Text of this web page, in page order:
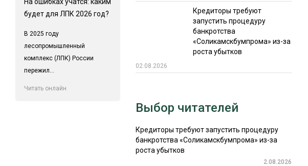
будет для ЛПК 2026 год?
В 2025 году
лесопромышленный
комплекс (ЛПК) России
пережил...
Читать онлайн
Кредиторы требуют
запустить процедуру
банкротства
«Соликамскбумпрома» из-за
роста убытков
02.08.2026
Выбор читателей
Кредиторы требуют запустить процедуру
банкротства «Соликамскбумпрома» из-за
роста убытков
2.08.2026